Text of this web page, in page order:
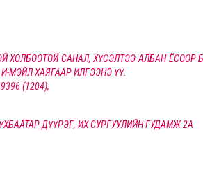
ХОЛБООТОЙ САНАЛ, ХҮСЭЛТЭЭ АЛБАН
И-МЭЙЛ ХАЯГААР ИЛГЭЭНЭ ҮҮ.
(1204),
ДҮҮРЭГ, ИХ СУРГУУЛИЙН ГУДАМЖ 2А